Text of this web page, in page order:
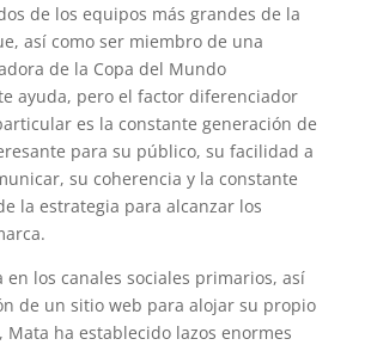
de los equipos más grandes de la
así como ser miembro de una
de la Copa del Mundo
ayuda, pero el factor diferenciador
es la constante generación de
para su público, su facilidad a
su coherencia y la constante
la estrategia para alcanzar los
en los canales sociales primarios, así
de un sitio web para alojar su propio
Mata ha establecido lazos enormes